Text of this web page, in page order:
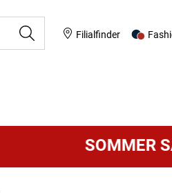
Filialfinder
SOMMER SALE